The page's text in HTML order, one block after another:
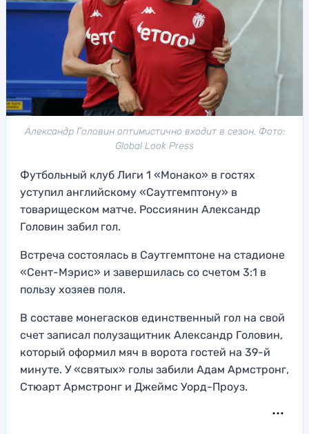
Александр Головин оптимистично входит в сезон. Фото:
Global Look Press
Футбольный клуб Лиги 1 «Монако» в гостях
уступил английскому «Саутгемптону» в
товарищеском матче. Россиянин Александр
Головин забил гол.
Встреча состоялась в Саутгемптоне на стадионе
«Сент-Мэрис» и завершилась со счетом 3:1 в
пользу хозяев поля.
В составе монегасков единственный гол на свой
счет записал полузащитник Александр Головин,
который оформил мяч в ворота гостей на 39-й
минуте. У «святых» голы забили Адам Армстронг,
Стюарт Армстронг и Джеймс Уорд-Проуз.